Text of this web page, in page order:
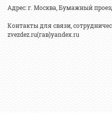
Адрес: г. Москва, Бумажный
Контакты для связи,
zvezdez.ru(гав)yandex.ru